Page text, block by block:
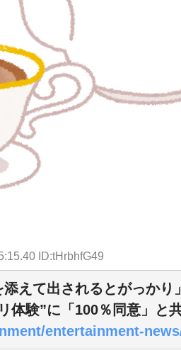
ID:tHrbhfG49
添えて出されるとがっか
体験”に「100％同意」と
entertainment-